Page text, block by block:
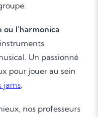
ou l’harmonica
Un passionné
pour jouer au sein
jams.
nos professeurs